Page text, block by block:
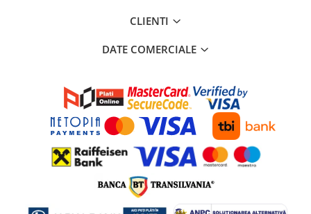
CLIENTI
DATE COMERCIALE